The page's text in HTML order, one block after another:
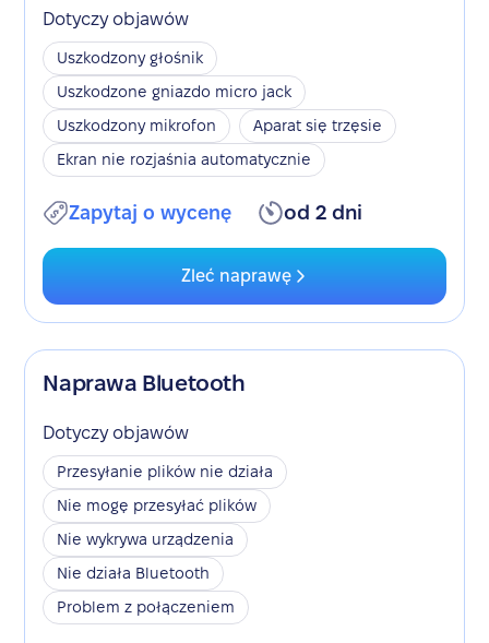
Dotyczy objawów
Uszkodzony głośnik
Uszkodzone gniazdo micro jack
Uszkodzony mikrofon
Aparat się trzęsie
Ekran nie rozjaśnia automatycznie
Zapytaj o wycenę od 2 dni
Zleć naprawę
Naprawa Bluetooth
Dotyczy objawów
Przesyłanie plików nie działa
Nie mogę przesyłać plików
Nie wykrywa urządzenia
Nie działa Bluetooth
Problem z połączeniem